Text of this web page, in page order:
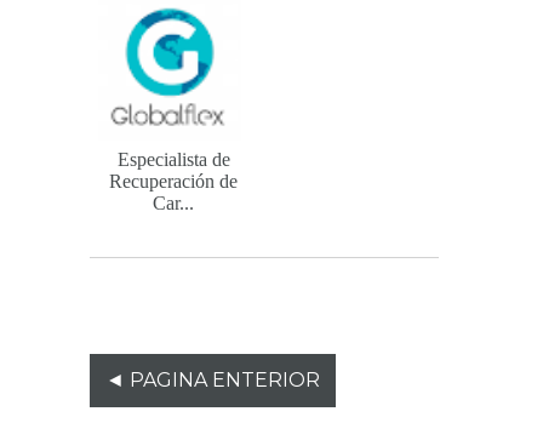
Especialista de
Recuperación de
Car...
◄ PAGINA ENTERIOR